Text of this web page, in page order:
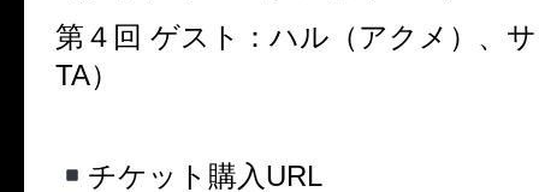
第４回 ゲスト：ハル（アクメ）、
TA）
チケット購入URL